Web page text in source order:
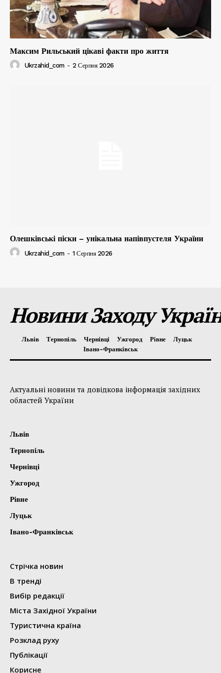
Максим Рильський цікаві факти про життя
Ukrzahid_com - 2 Серпня 2026
Олешківські піски – унікальна напівпустеля України
Ukrzahid_com - 1 Серпня 2026
Новини Заходу
Львів Тернопіль Чернівці Ужгород Рівне
Луцьк
Івано-Франківськ
Актуальні новини та довідкова інформація західних
областей України
Львів
Тернопіль
Чернівці
Ужгород
Рівне
Луцьк
Івано-Франківськ
Стрічка новин
В тренді
Вибір редакції
Міста Західної України
Туристична країна
Розклад руху
Публікації
Корисне